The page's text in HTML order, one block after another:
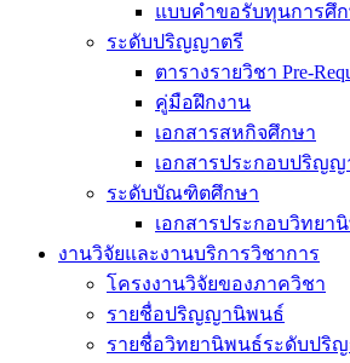
แบบคำขอรับทุนการศึ
ระดับปริญญาตรี
ตารางรายวิชา Pre-
คู่มือฝึกงาน
เอกสารสหกิจศึกษา
เอกสารประกอบปริญ
ระดับบัณฑิตศึกษา
เอกสารประกอบวิทยา
งานวิจัยและงานบริการวิชาการ
โครงงานวิจัยของภาควิชา
รายชื่อปริญญานิพนธ์
รายชื่อวิทยานิพนธ์ระดับปริ